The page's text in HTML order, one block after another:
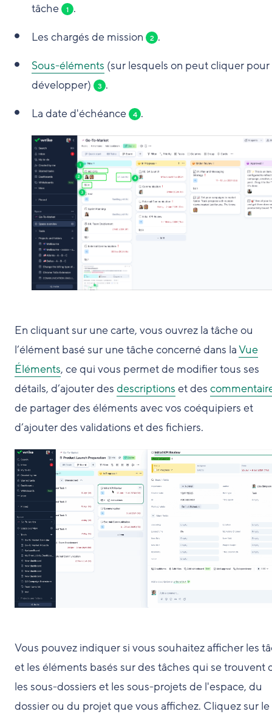
tâche
1 .
Les chargés de mission
2 .
Sous-éléments (sur lesquels on peut cliquer pour
développer)
3 .
La date d'échéance
4 .
En cliquant sur une carte, vous ouvrez la tâche ou
l’élément basé sur une tâche concerné dans laVue
Éléments, ce qui vous permet de modifier tous ses
détails, d’ajouter des descriptions et des
de partager des éléments avec vos coéquipiers et
d’ajouter des validations et des fichiers.
Vous pouvez indiquer si vous souhaitez afficher les
et les éléments basés sur des tâches qui se trouvent
les sous-dossiers et les sous-projets de l'espace, du
dossier ou du projet que vous affichez. Cliquez sur le